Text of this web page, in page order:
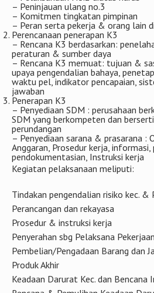
SMK3 terdiri dari 5 prinsip dasar dan
Lima prinsip SMK3 adalah
Penetapan kebijakan K3
– Penyusunan Kebijakan K3
– Penetapan Kebijakan
– Pelaksanaan No.2 diatas harus
– Peninjauan ulang no.3
– Komitmen tingkatan pimpinan
– Peran serta pekerja & orang lain
Perencanaan penerapan K3
– Rencana K3 berdasarkan:
peraturan & sumber daya
upaya pengendalian bahaya,
waktu pel, indikator pencapaian,
jawaban
Penerapan K3
– Penyediaan SDM : perusahaan
SDM yang berkompeten dan
perundangan
– Penyediaan sarana & prasarana :
Anggaran, Prosedur kerja, informasi,
pendokumentasian, Instruksi kerja
Kegiatan pelaksanaan meliputi: